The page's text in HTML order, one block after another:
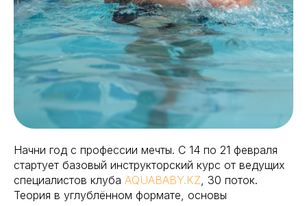
Начни год с профессии мечты. С 14 по 21 февраля
стартует базовый инструкторский курс от ведущих
специалистов клуба AQUABABY.KZ, 30 поток.
Теория в углублённом формате, основы